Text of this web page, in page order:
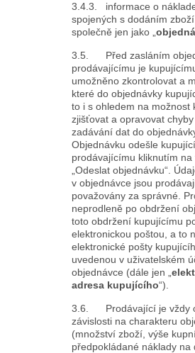
3.4.3. informace o
spojených s dodáním
společně jen jako „
3.5. Před zasláním
prodávajícímu je
umožněno zkontrolovat a
které do objednávky
to i s ohledem na možnost
zjišťovat a opravovat
zadávání dat do
Objednávku odešle kupující
prodávajícímu kliknutím na
„Odeslat objednávku“.
v objednávce jsou
považovány za správné.
neprodleně po obdržení
toto obdržení kupujícímu
elektronickou poštou, a to
elektronické pošty
uvedenou v uživatelském
objednávce (dále jen „
adresa kupujícího“).
3.6. Prodávající je vždy
závislosti na charakteru
(množství zboží, výše
předpokládané náklady na